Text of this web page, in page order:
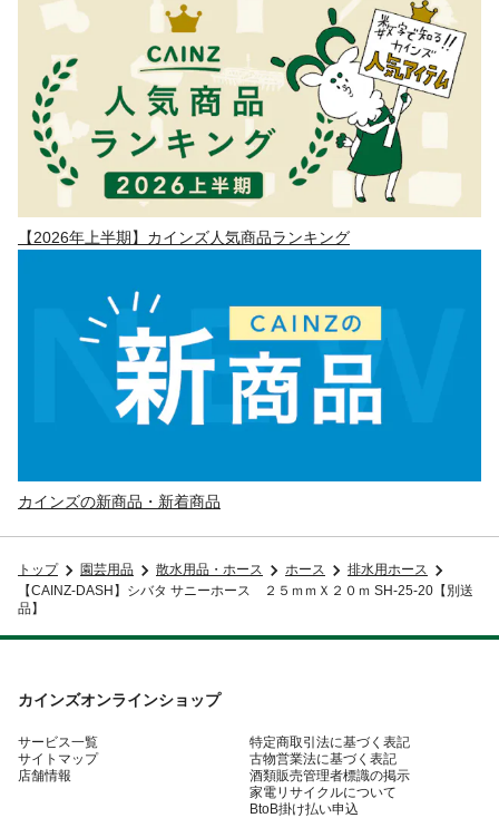
【2026年上半期】カインズ人気商品ランキング
カインズの新商品・新着商品
トップ 園芸用品 散水用品・ホース ホース
排水用ホース
【CAINZ-DASH】シバタ サニーホース ２５ｍｍＸ２０ｍ SH-25-20【別送
品】
カインズオンラインショップ
サービス一覧
サイトマップ
店舗情報
特定商取引法に基づく表記
古物営業法に基づく表記
酒類販売管理者標識の掲示
家電リサイクルについて
BtoB掛け払い申込